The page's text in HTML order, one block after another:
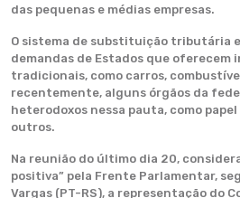
das pequenas e médias empresas.
O sistema de substituição tributária
demandas de Estados que oferecem
tradicionais, como carros,
recentemente, alguns órgãos da
heterodoxos nessa pauta, como
outros.
Na reunião do último dia 20,
positiva” pela Frente Parlamentar,
Vargas (PT-RS), a representação do